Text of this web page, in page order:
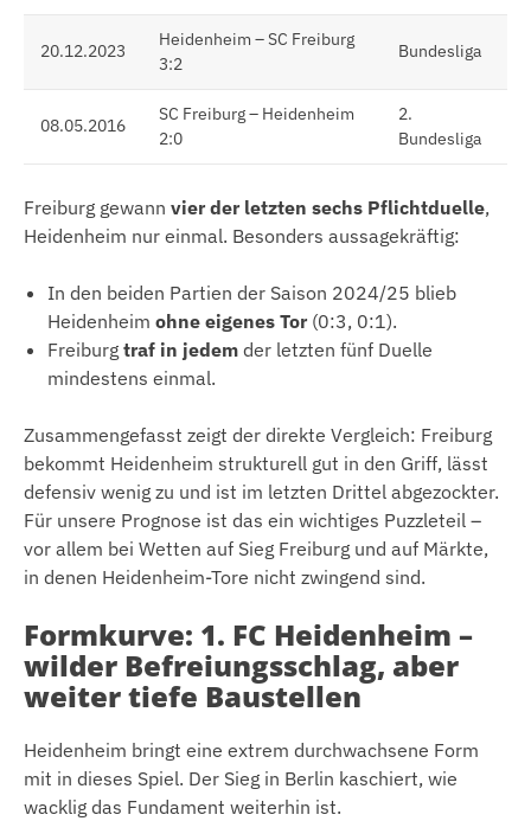
20.12.2023
Heidenheim – SC Freiburg
3:2
Bundesliga
08.05.2016
SC Freiburg – Heidenheim
2:0
2.
Bundesliga
Freiburg gewann vier der letzten sechs Pflichtduelle,
Heidenheim nur einmal. Besonders aussagekräftig:
In den beiden Partien der Saison 2024/25 blieb
Heidenheim ohne eigenes Tor (0:3, 0:1).
Freiburg traf in jedem der letzten fünf Duelle
mindestens einmal.
Zusammengefasst zeigt der direkte Vergleich: Freiburg
bekommt Heidenheim strukturell gut in den Griff, lässt
defensiv wenig zu und ist im letzten Drittel abgezockter.
Für unsere Prognose ist das ein wichtiges Puzzleteil –
vor allem bei Wetten auf Sieg Freiburg und auf Märkte,
in denen Heidenheim-Tore nicht zwingend sind.
Formkurve: 1. FC Heidenheim –
wilder Befreiungsschlag, aber
weiter tiefe Baustellen
Heidenheim bringt eine extrem durchwachsene Form
mit in dieses Spiel. Der Sieg in Berlin kaschiert, wie
wacklig das Fundament weiterhin ist.